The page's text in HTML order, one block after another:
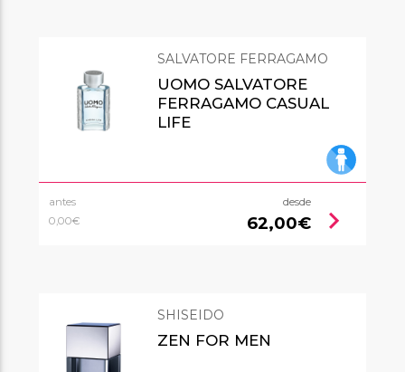
SALVATORE FERRAGAMO
UOMO SALVATORE
FERRAGAMO CASUAL
LIFE
antes
0,00€
desde
62,00€ chevron_right
SHISEIDO
ZEN FOR MEN